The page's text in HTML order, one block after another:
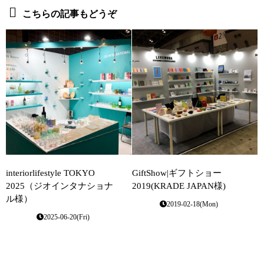
こちらの記事もどうぞ
interiorlifestyle TOKYO
2025（ジオインタナショナ
ル様）
2025-06-20(Fri)
GiftShow|ギフトショー
2019(KRADE JAPAN様)
2019-02-18(Mon)